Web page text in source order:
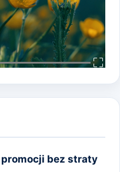
bez straty